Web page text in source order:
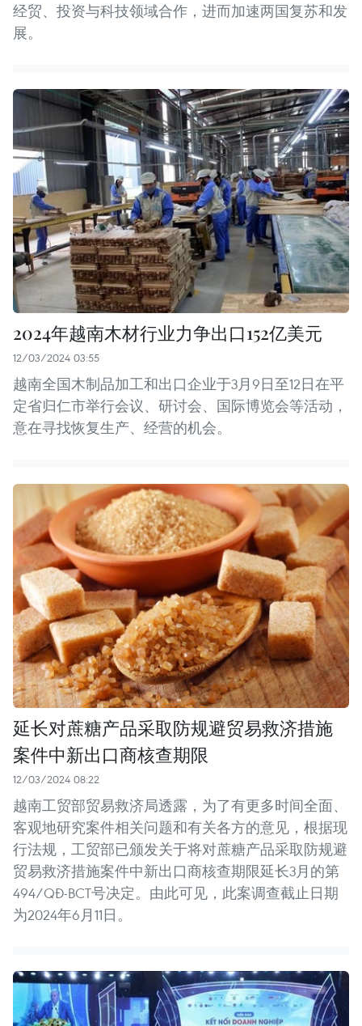
经贸、投资与科技领域合作，进而加速两国复苏和发
展。
2024年越南木材行业力争出口152亿美元
12/03/2024 03:55
越南全国木制品加工和出口企业于3月9日至12日在平
定省归仁市举行会议、研讨会、国际博览会等活动，
意在寻找恢复生产、经营的机会。
延长对蔗糖产品采取防规避贸易救济措施
案件中新出口商核查期限
12/03/2024 08:22
越南工贸部贸易救济局透露，为了有更多时间全面、
客观地研究案件相关问题和有关各方的意见，根据现
行法规，工贸部已颁发关于将对蔗糖产品采取防规避
贸易救济措施案件中新出口商核查期限延长3月的第
494/QĐ-BCT号决定。由此可见，此案调查截止日期
为2024年6月11日。